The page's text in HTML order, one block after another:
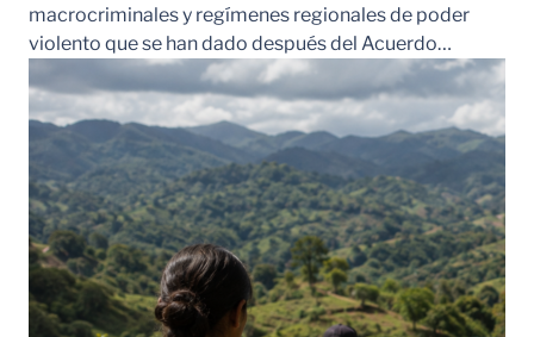
macrocriminales y regímenes regionales de poder
violento que se han dado después del Acuerdo…